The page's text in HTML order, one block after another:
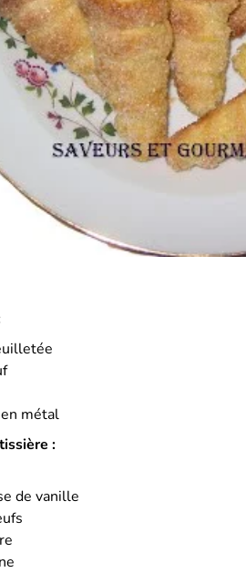
métal
:
de vanille